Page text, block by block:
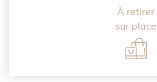
À retirer
sur place